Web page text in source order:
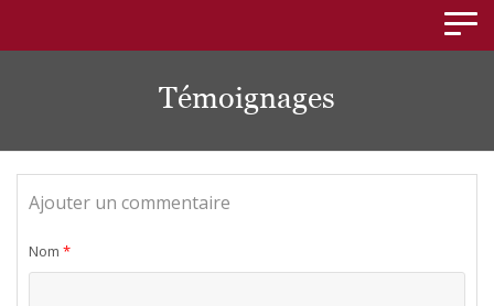
Témoignages
Ajouter un commentaire
Nom *